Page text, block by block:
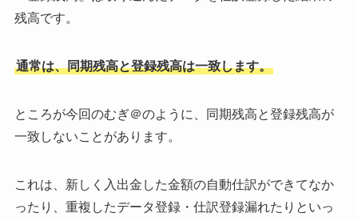
残高です。
通常は、同期残高と登録残高は一致します。
ところが今回のむぎ＠のように、同期残高と登録残高が
一致しないことがあります。
これは、新しく入出金した金額の自動仕訳ができてなか
ったり、重複したデータ登録・仕訳登録漏れたりといっ